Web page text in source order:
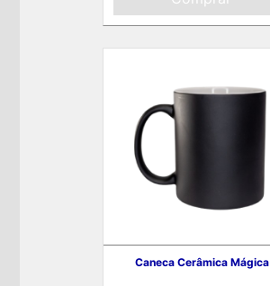
Caneca Cerâmica Mágica